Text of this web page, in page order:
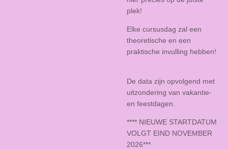
plek!
Elke cursusdag zal een
theoretische en een
praktische invulling hebben!
De data zijn opvolgend met
uitzondering van vakantie-
en feestdagen.
**** NIEUWE STARTDATUM
VOLGT EIND NOVEMBER
2026***